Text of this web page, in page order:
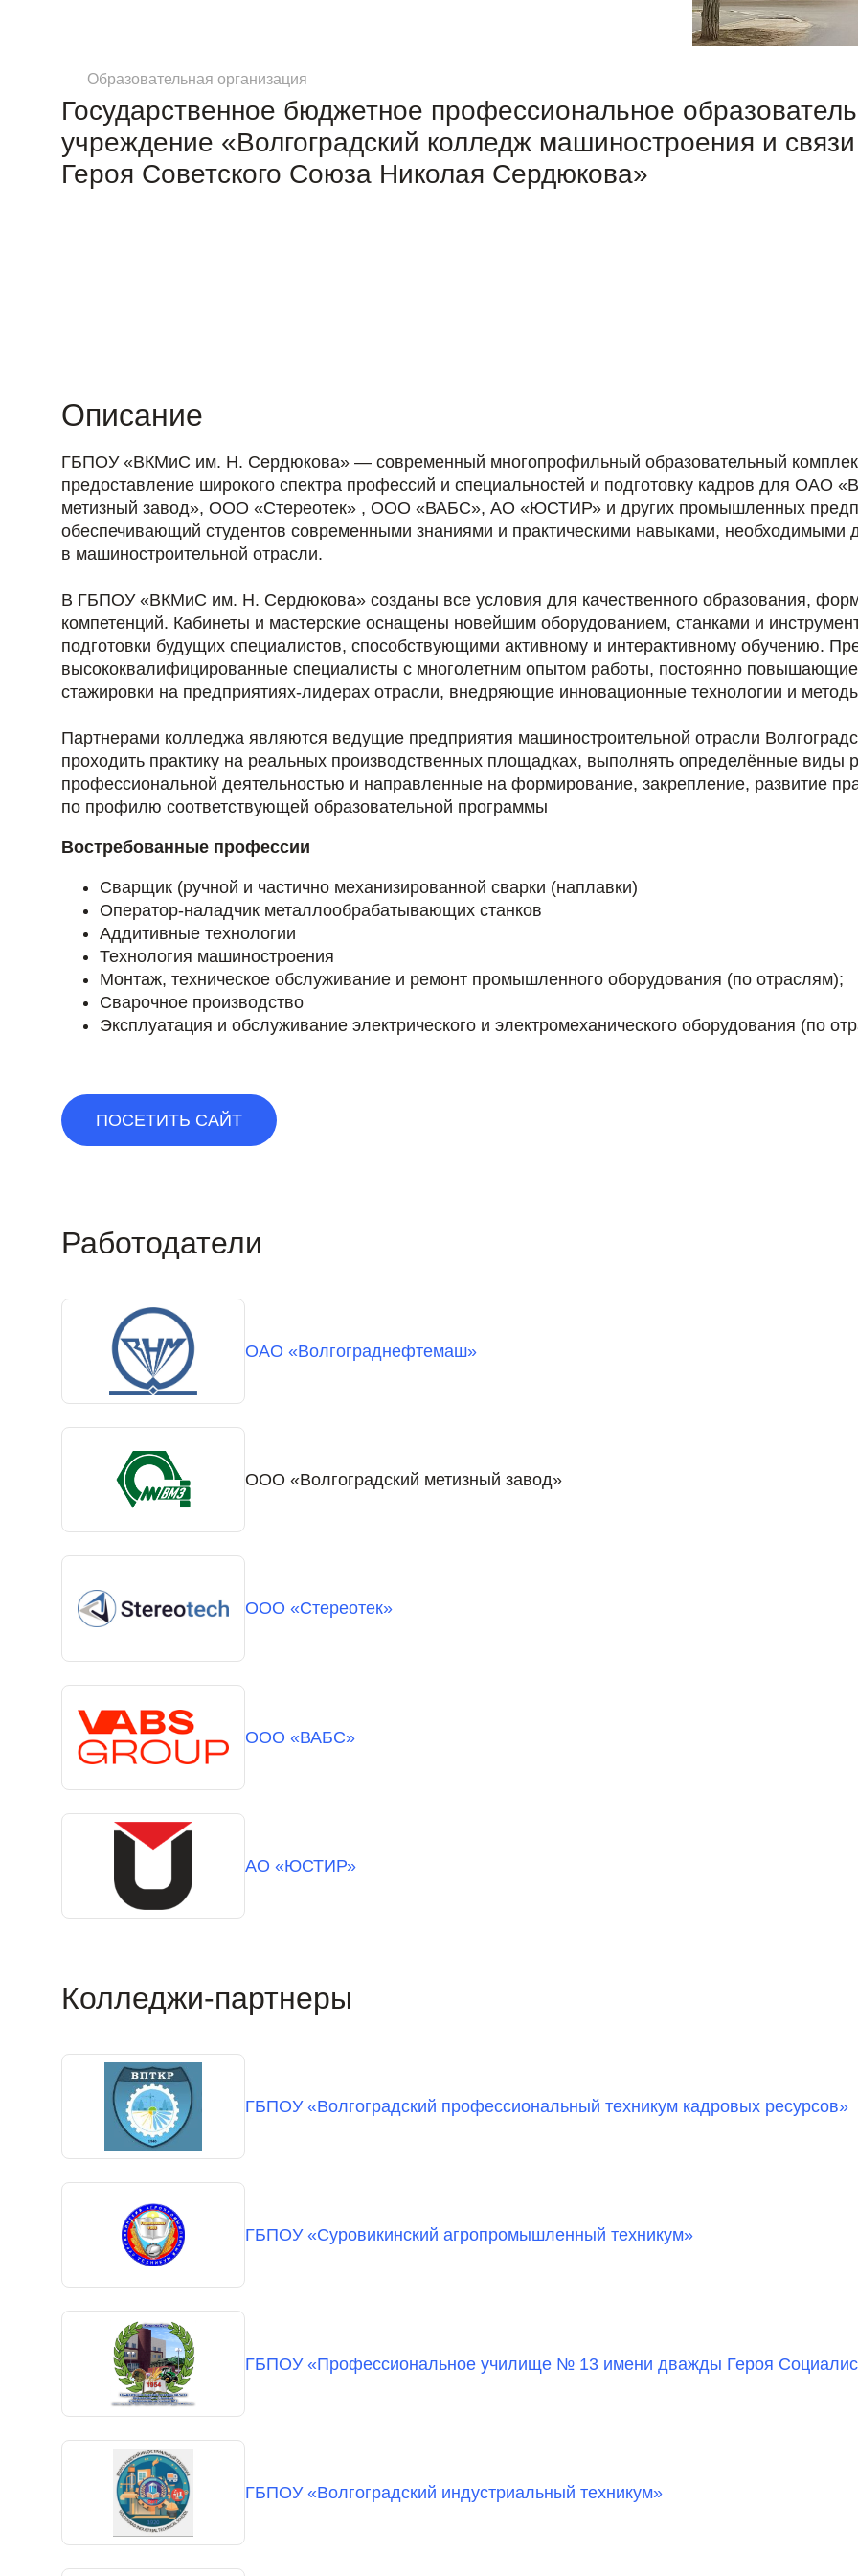
Образовательная организация
Государственное бюджетное профессиональное
учреждение «Волгоградский колледж машиностроения и
Героя Советского Союза Николая Сердюкова»
Описание
ГБПОУ «ВКМиС им. Н. Сердюкова» — современный многопрофильный образовательный
предоставление широкого спектра профессий и специальностей и подготовку кадров для ОАО
метизный завод», ООО «Стереотек» , ООО «ВАБС», АО «ЮСТИР» и других промышленных
обеспечивающий студентов современными знаниями и практическими навыками, необходимыми
в машиностроительной отрасли.
В ГБПОУ «ВКМиС им. Н. Сердюкова» созданы все условия для качественного образования,
компетенций. Кабинеты и мастерские оснащены новейшим оборудованием, станками и
подготовки будущих специалистов, способствующими активному и интерактивному обучению.
высококвалифицированные специалисты с многолетним опытом работы, постоянно
стажировки на предприятиях-лидерах отрасли, внедряющие инновационные технологии и
Партнерами колледжа являются ведущие предприятия машиностроительной отрасли
проходить практику на реальных производственных площадках, выполнять определённые виды
профессиональной деятельностью и направленные на формирование, закрепление, развитие
по профилю соответствующей образовательной программы
Востребованные профессии
Сварщик (ручной и частично механизированной сварки (наплавки)
Оператор-наладчик металлообрабатывающих станков
Аддитивные технологии
Технология машиностроения
Монтаж, техническое обслуживание и ремонт промышленного оборудования (по отраслям);
Сварочное производство
Эксплуатация и обслуживание электрического и электромеханического оборудования (по
ПОСЕТИТЬ САЙТ
Работодатели
ОАО «Волгограднефтемаш»
ООО «Волгоградский метизный завод»
ООО «Стереотек»
ООО «ВАБС»
АО «ЮСТИР»
Колледжи-партнеры
ГБПОУ «Волгоградский профессиональный техникум кадровых ресурсов»
ГБПОУ «Суровикинский агропромышленный техникум»
ГБПОУ «Профессиональное училище № 13 имени дважды Героя
ГБПОУ «Волгоградский индустриальный техникум»